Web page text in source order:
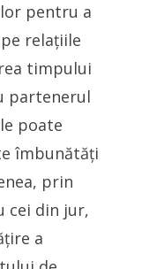
pentru a
relațiile
timpului
partenerul
poate
îmbunătăți
prin
cei din jur,
a